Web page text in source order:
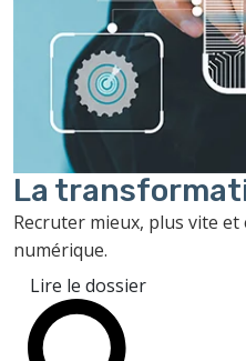
La
Recruter mieux, plus vite et
numérique.
Lire le dossier